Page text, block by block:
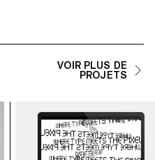
VOIR PLUS DE
PROJETS